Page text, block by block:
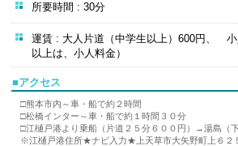
所要時間 : 30分
運賃 : 大人片道（中学生以上）600円、 小
以上は、小人料金）
■アクセス
□熊本市内～車・船で約２時間
□松橋インター～車・船で約１時間３０分
□江樋戸港より乗船（片道２５分６００円）→湯島（下
※江樋戸港住所★ナビ入力★上天草市大矢野町上６２